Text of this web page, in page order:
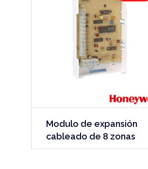
Modulo de expansión
cableado de 8 zonas